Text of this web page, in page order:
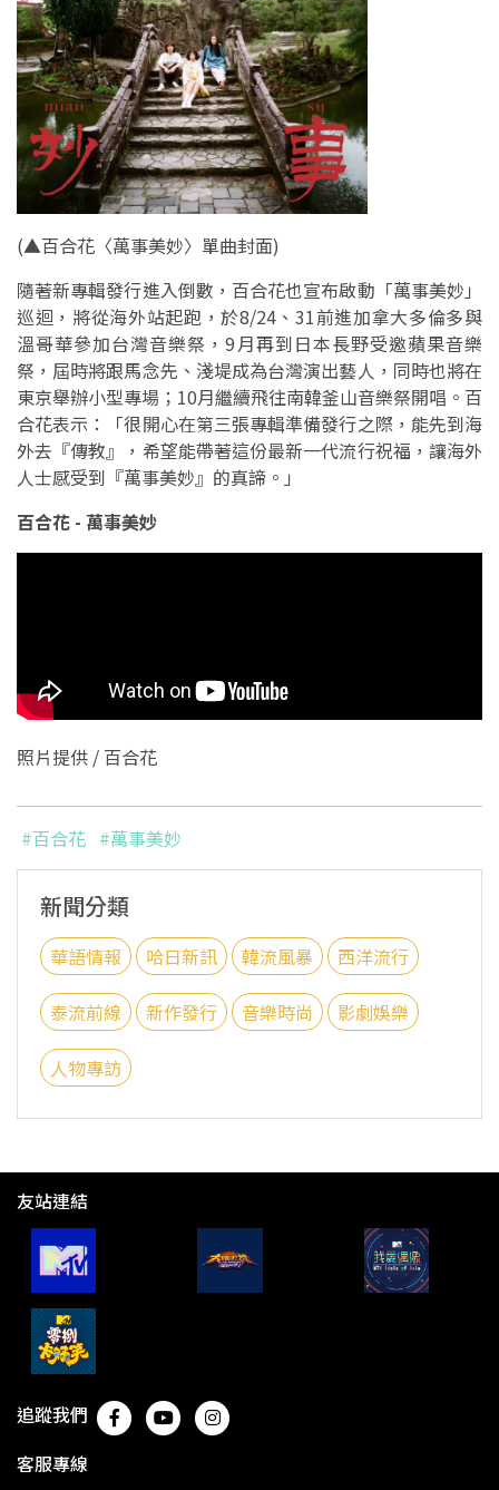
(▲百合花〈萬事美妙〉單曲封面)
隨著新專輯發行進入倒數，百合花也宣布啟動「萬事美妙」
巡迴，將從海外站起跑，於8/24、31前進加拿大多倫多與
溫哥華參加台灣音樂祭，9月再到日本長野受邀蘋果音樂
祭，屆時將跟馬念先、淺堤成為台灣演出藝人，同時也將在
東京舉辦小型專場；10月繼續飛往南韓釜山音樂祭開唱。百
合花表示：「很開心在第三張專輯準備發行之際，能先到海
外去『傳教』，希望能帶著這份最新一代流行祝福，讓海外
人士感受到『萬事美妙』的真諦。」
百合花 - 萬事美妙
照片提供 / 百合花
#百合花 #萬事美妙
新聞分類
華語情報 哈日新訊 韓流風暴 西洋流行
泰流前線 新作發行 音樂時尚 影劇娛樂
人物專訪
友站連結
追蹤我們
客服專線